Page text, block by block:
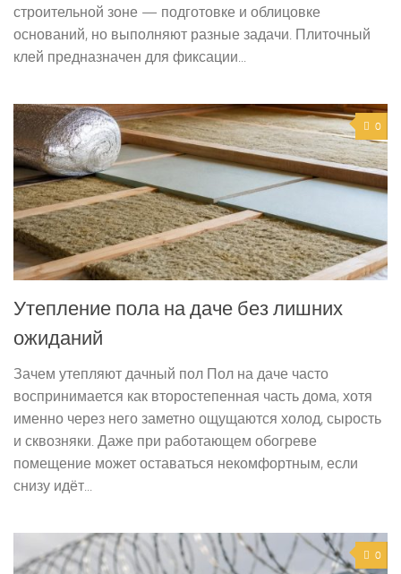
строительной зоне — подготовке и облицовке
оснований, но выполняют разные задачи. Плиточный
клей предназначен для фиксации...
0
Утепление пола на даче без лишних
ожиданий
Зачем утепляют дачный пол Пол на даче часто
воспринимается как второстепенная часть дома, хотя
именно через него заметно ощущаются холод, сырость
и сквозняки. Даже при работающем обогреве
помещение может оставаться некомфортным, если
снизу идёт...
0